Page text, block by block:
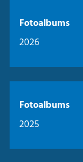
Fotoalbums
2026
Fotoalbums
2025